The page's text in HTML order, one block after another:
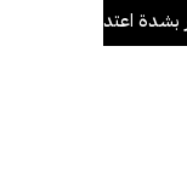
ميليشيا الحوثي